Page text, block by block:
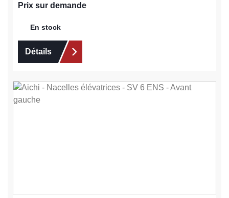
Prix sur demande
En stock
Détails